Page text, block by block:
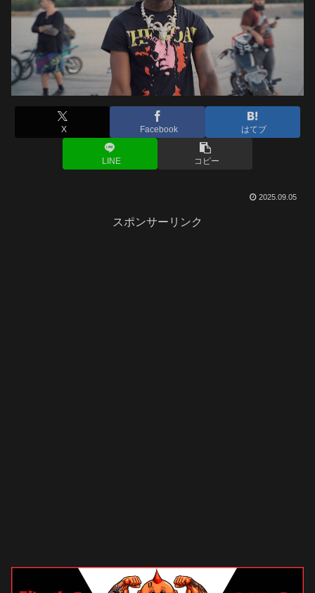
X Facebook はてブ
LINE コピー
2025.09.05
スポンサーリンク